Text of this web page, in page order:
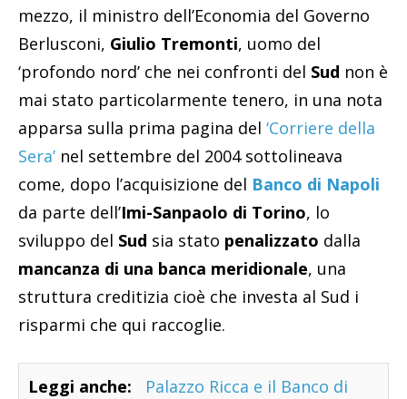
mezzo, il ministro dell’Economia del Governo
Berlusconi, Giulio Tremonti, uomo del
‘profondo nord’ che nei confronti del Sud non è
mai stato particolarmente tenero, in una nota
apparsa sulla prima pagina del ‘Corriere della
Sera’ nel settembre del 2004 sottolineava
come, dopo l’acquisizione del Banco di Napoli
da parte dell’Imi-Sanpaolo di Torino, lo
sviluppo del Sud sia stato penalizzato dalla
mancanza di una banca meridionale, una
struttura creditizia cioè che investa al Sud i
risparmi che qui raccoglie.
Leggi anche:
Palazzo Ricca e il Banco di